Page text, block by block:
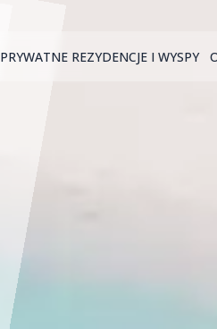
PRYWATNE REZYDENCJE I WYSPY